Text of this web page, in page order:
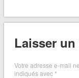
Laisser
Votre adresse e-mail
indiqués avec*